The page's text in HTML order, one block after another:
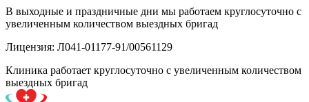
В выходные и праздничные дни мы работаем круглосуточно с
увеличенным количеством выездных бригад
Лицензия: Л041-01177-91/00561129
Клиника работает круглосуточно с увеличенным количеством
выездных бригад